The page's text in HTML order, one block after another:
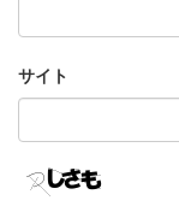
サイト